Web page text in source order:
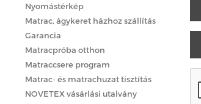
Nyomástérkép
Matrac, ágykeret házhoz szállítás
Garancia
Matracpróba otthon
Matraccsere program
Matrac- és matrachuzat tisztítás
NOVETEX vásárlási utalvány